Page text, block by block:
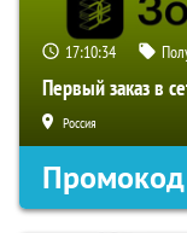
17:10:33
Первый заказ в
Россия
Промокод